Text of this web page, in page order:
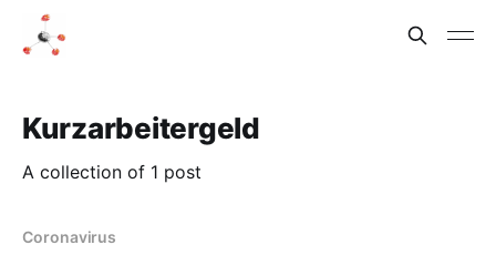
Kurzarbeitergeld
A collection of 1 post
Coronavirus